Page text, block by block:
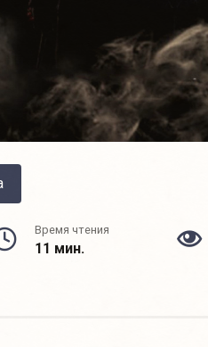
Время чтения
11 мин.